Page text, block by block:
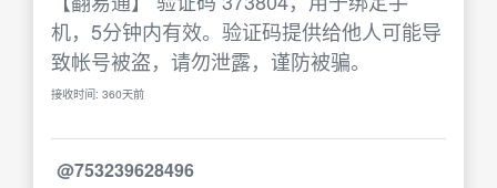
机，5分钟内有效。验证码提供给他人可能导
致帐号被盗，请勿泄露，谨防被骗。
接收时间: 360天前
@753239628496